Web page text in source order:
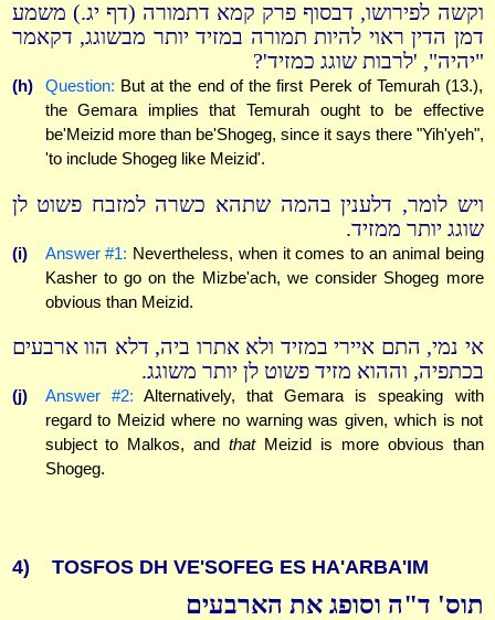
וקשה לפירושו, דבסוף פרק קמא דתמורה (דף יג.) משמע
דמן הדין ראוי להיות תמורה במזיד יותר מבשוגג, דקאמר
"יהיה", 'לרבות שוגג כמזיד'?
(h) Question: But at the end of the first Perek of Temurah (13.),
the Gemara implies that Temurah ought to be effective
be'Meizid more than be'Shogeg, since it says there "Yih'yeh",
'to include Shogeg like Meizid'.
ויש לומר, דלענין בהמה שתהא כשרה למזבח פשוט לן
שוגג יותר ממזיד.
(i) Answer #1: Nevertheless, when it comes to an animal being
Kasher to go on the Mizbe'ach, we consider Shogeg more
obvious than Meizid.
אי נמי, התם איירי במזיד ולא אתרו ביה, דלא הוו ארבעים
בכתפיה, וההוא מזיד פשוט לן יותר משוגג.
(j) Answer #2: Alternatively, that Gemara is speaking with
regard to Meizid where no warning was given, which is not
subject to Malkos, andthatMeizid is more obvious than
Shogeg.
4) TOSFOS DH VE'SOFEG ES HA'ARBA'IM
תוס' ד"ה וסופג את הארבעים